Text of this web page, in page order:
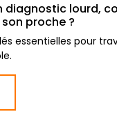
diagnostic lourd,
proche ?
essentielles pour